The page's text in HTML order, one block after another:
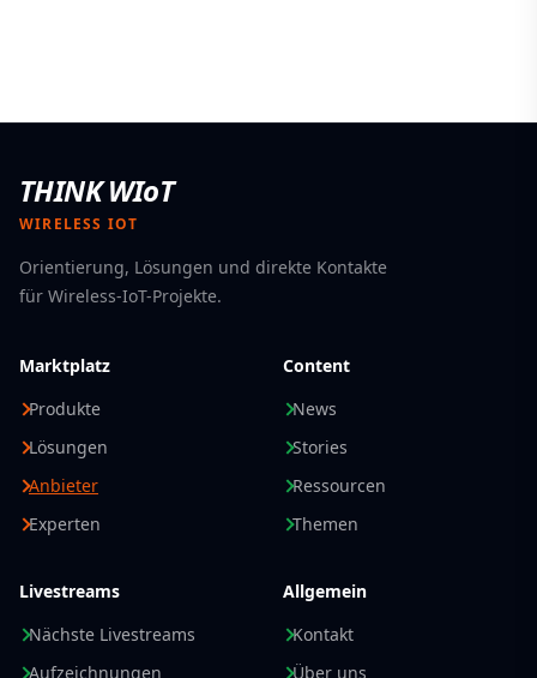
THINK WIoT
WIRELESS IOT
Orientierung, Lösungen und direkte Kontakte
für Wireless-IoT-Projekte.
Marktplatz
Produkte
Lösungen
Anbieter
Experten
Content
News
Stories
Ressourcen
Themen
Livestreams
Nächste Livestreams
Aufzeichnungen
Allgemein
Kontakt
Über uns